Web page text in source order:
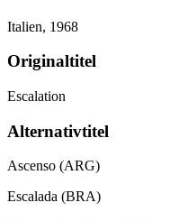
Italien, 1968
Originaltitel
Escalation
Alternativtitel
Ascenso (ARG)
Escalada (BRA)